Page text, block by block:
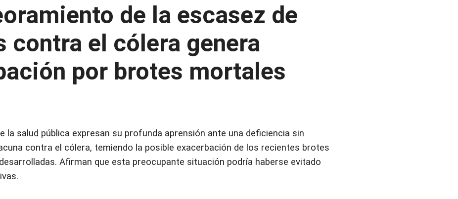
de la escasez de
contra el cólera genera
por brotes mortales
la salud pública expresan su profunda aprensión ante una deficiencia sin
contra el cólera, temiendo la posible exacerbación de los recientes brotes
Afirman que esta preocupante situación podría haberse evitado